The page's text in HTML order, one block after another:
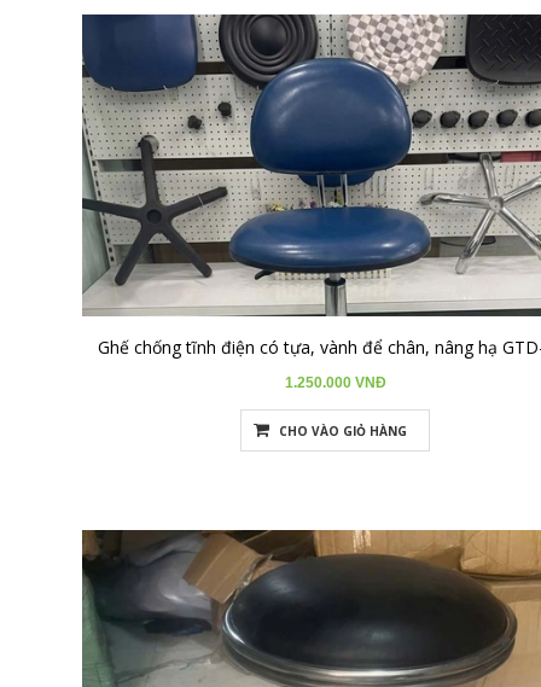
Cách chọn ghế chống tĩnh điệntheo Môi trường làm việc:
- Phòng sạch:Cần ghế có chất liệu ít bám bụi, dễ vệ sinh,
thường dùng loại bọc da PU hoặc inox, đáp ứng tiêu chuẩn phòng
sạch nhất định (ví dụ ISO 5, Class 100).
- Phòng thí nghiệm:Ghế inox mặt nhựa chống tĩnh điện được
ưa chuộng vì có khả năng chống lại hóa chất và dễ dàng làm
- Nhà máy sản xuất điện tử:Chọn ghế có độ bền cao, phù hợp
với tư thế làm việc của công nhân, có thể là loại có tựa lưng hoặc
không tùy thuộc vào tính chất công việc.
Ghế chống tĩnh điện có tựa, vành để chân, nâng hạ
1.250.000 VNĐ
CHO VÀO GIỎ HÀNG